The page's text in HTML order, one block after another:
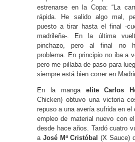
estrenarse en la Copa: “La
rápida. He salido algo mal,
puesto a tirar hasta el final -
madrileña-. En la última
pinchazo, pero al final no
problema. En principio no iba a
pero me pillaba de paso para
siempre está bien correr en
En la manga elite Carlos
Chicken) obtuvo una victoria
repuso a una avería sufrida en el
empleo de material nuevo con
desde hace años. Tardó cuatro
a José Mª Cristóbal (X Sauce)